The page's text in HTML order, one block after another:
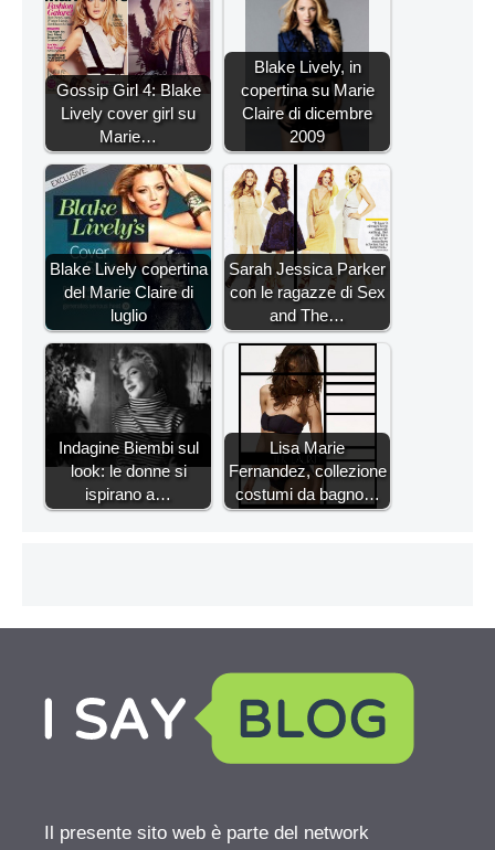
Gossip Girl 4: Blake
Lively cover girl su
Marie…
Blake Lively, in
copertina su Marie
Claire di dicembre
2009
Blake Lively copertina
del Marie Claire di
luglio
Sarah Jessica Parker
con le ragazze di Sex
and The…
Indagine Biembi sul
look: le donne si
ispirano a…
Lisa Marie
Fernandez, collezione
costumi da bagno…
Il presente sito web è parte del network